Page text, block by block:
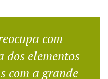
com
dos elementos
com a grande